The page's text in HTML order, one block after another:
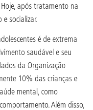
após tratamento na
socializar.
é de extrema
saudável e seu
da Organização
10% das crianças e
mental, como
Além disso,